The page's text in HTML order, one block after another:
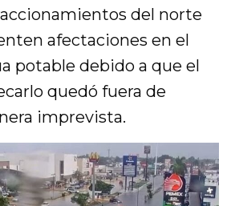
del norte
afectaciones en el
potable debido a que el
quedó fuera de
imprevista.